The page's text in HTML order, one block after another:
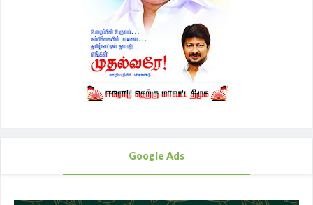
Google Ads